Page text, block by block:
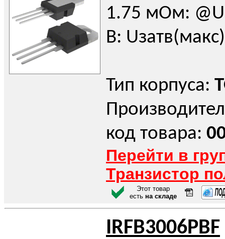
1.75 мОм:
В:
Тип корпуса:
код товара:
Перейти в
Транзистор
Этот товар
есть на складе
IRFB3006PBF